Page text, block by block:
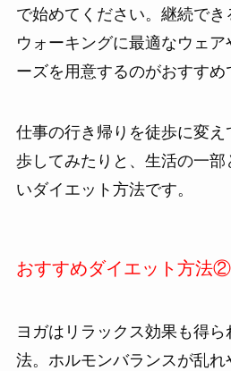
で始めてください。継続でき
ウォーキングに最適なウェ
ーズを用意するのがおすすめ
仕事の行き帰りを徒歩に変
歩してみたりと、生活の一
いダイエット方法です。
おすすめダイエット方法②
ヨガはリラックス効果も得
法。ホルモンバランスが乱